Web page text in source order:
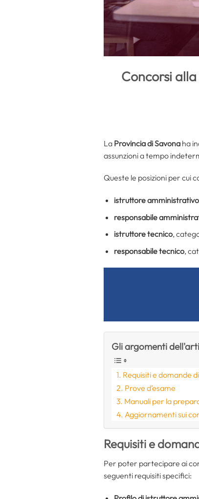
Concorsi
La Provincia di Savona ha
assunzioni a tempo
Queste le posizioni per cui
istruttore
responsabile
istruttore tecnico,
responsabile tecnico,
Gli argomenti
Requisiti e domande
Prove d’esame
Manuali per la
Aggiornamenti sui
Requisiti e
Per poter partecipare ai
seguenti requisiti specifici: